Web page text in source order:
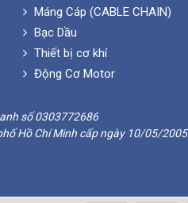
Máng Cáp (CABLE CHAIN)
Bạc Dầu
Thiết bị cơ khí
Động Cơ Motor
số 0303772686
Hồ Chí Minh cấp ngày 10/05/2005